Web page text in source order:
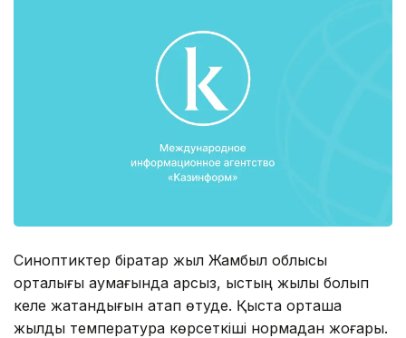
Синоптиктер бірқатар жыл Жамбыл облысы
орталығы аумағында қарсыз, қыстың жылы болып
келе жатқандығын атап өтуде. Қыста орташа
жылдық температура көрсеткіші нормадан жоғары.